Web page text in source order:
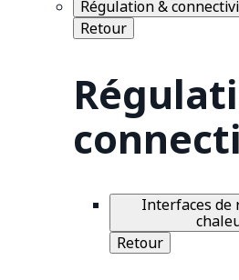
Régulation &
Retour
Interfaces de
Retour